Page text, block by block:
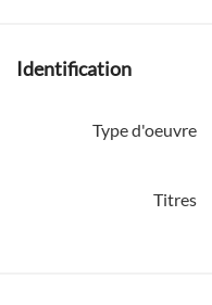
Identification
Type d'oeuvre
Titres